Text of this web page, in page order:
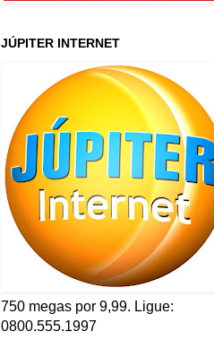
JÚPITER INTERNET
750 megas por 9,99. Ligue:
0800.555.1997